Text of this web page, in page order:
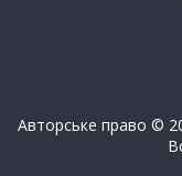
Авторське право ©